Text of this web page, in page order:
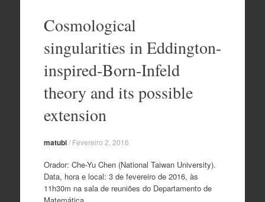
contentCosmological
singularities in Eddington-
inspired-Born-Infeld
theory and its possible
extension
matubi/ Fevereiro 2, 2016
Orador: Che-Yu Chen (National Taiwan University).
Data, hora e local: 3 de fevereiro de 2016, às
11h30m na sala de reuniões do Departamento de
Matemática.